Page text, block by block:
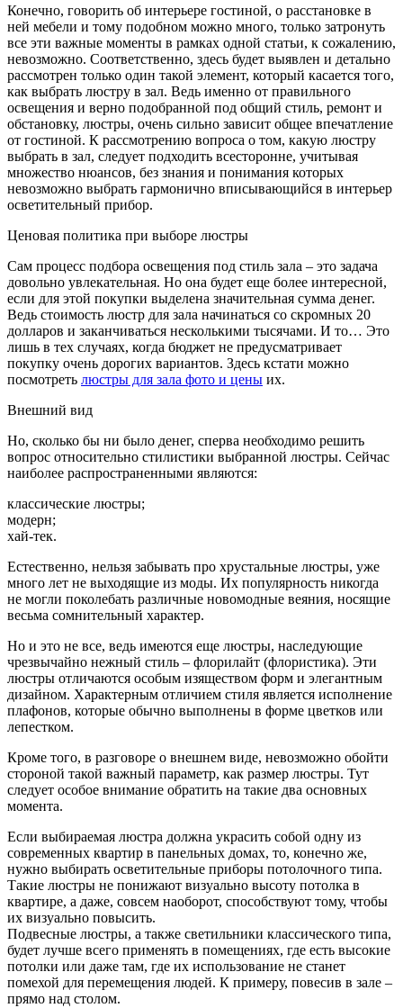
Конечно, говорить об интерьере гостиной, о расстановке в
ней мебели и тому подобном можно много, только затронуть
все эти важные моменты в рамках одной статьи, к сожалению,
невозможно. Соответственно, здесь будет выявлен и детально
рассмотрен только один такой элемент, который касается того,
как выбрать люстру в зал. Ведь именно от правильного
освещения и верно подобранной под общий стиль, ремонт и
обстановку, люстры, очень сильно зависит общее впечатление
от гостиной. К рассмотрению вопроса о том, какую люстру
выбрать в зал, следует подходить всесторонне, учитывая
множество нюансов, без знания и понимания которых
невозможно выбрать гармонично вписывающийся в интерьер
осветительный прибор.
Ценовая политика при выборе люстры
Сам процесс подбора освещения под стиль зала – это задача
довольно увлекательная. Но она будет еще более интересной,
если для этой покупки выделена значительная сумма денег.
Ведь стоимость люстр для зала начинаться со скромных 20
долларов и заканчиваться несколькими тысячами. И то… Это
лишь в тех случаях, когда бюджет не предусматривает
покупку очень дорогих вариантов. Здесь кстати можно
посмотреть люстры для зала фото и цены их.
Внешний вид
Но, сколько бы ни было денег, сперва необходимо решить
вопрос относительно стилистики выбранной люстры. Сейчас
наиболее распространенными являются:
классические люстры;
модерн;
хай-тек.
Естественно, нельзя забывать про хрустальные люстры, уже
много лет не выходящие из моды. Их популярность никогда
не могли поколебать различные новомодные веяния, носящие
весьма сомнительный характер.
Но и это не все, ведь имеются еще люстры, наследующие
чрезвычайно нежный стиль – флорилайт (флористика). Эти
люстры отличаются особым изяществом форм и элегантным
дизайном. Характерным отличием стиля является исполнение
плафонов, которые обычно выполнены в форме цветков или
лепестком.
Кроме того, в разговоре о внешнем виде, невозможно обойти
стороной такой важный параметр, как размер люстры. Тут
следует особое внимание обратить на такие два основных
момента.
Если выбираемая люстра должна украсить собой одну из
современных квартир в панельных домах, то, конечно же,
нужно выбирать осветительные приборы потолочного типа.
Такие люстры не понижают визуально высоту потолка в
квартире, а даже, совсем наоборот, способствуют тому, чтобы
их визуально повысить.
Подвесные люстры, а также светильники классического типа,
будет лучше всего применять в помещениях, где есть высокие
потолки или даже там, где их использование не станет
помехой для перемещения людей. К примеру, повесив в зале –
прямо над столом.